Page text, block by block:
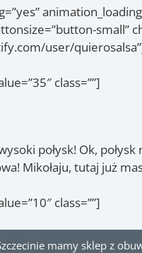
small”
user/
class=””]
połysk! Ok,
Mikołaju, tutaj już
class=””]
mamy sklep z